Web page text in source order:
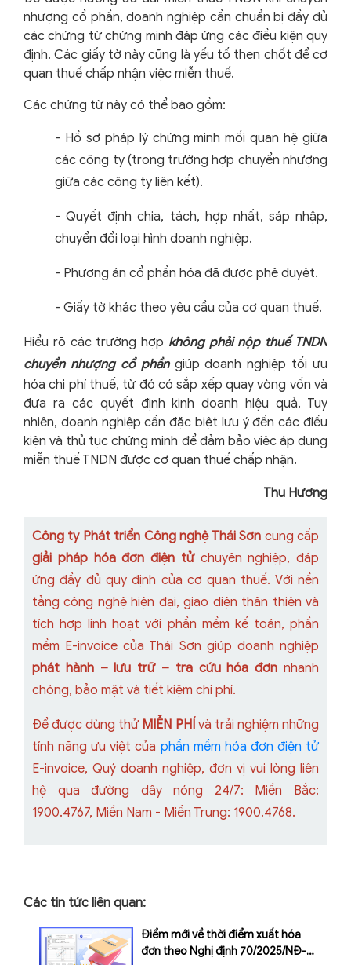
nhượng cổ phần, doanh nghiệp cần chuẩn bị đầy đủ
các chứng từ chứng minh đáp ứng các điều kiện quy
định. Các giấy tờ này cũng là yếu tố then chốt để cơ
quan thuế chấp nhận việc miễn thuế.
Các chứng từ này có thể bao gồm:
- Hồ sơ pháp lý chứng minh mối quan hệ giữa
các công ty (trong trường hợp chuyển nhượng
giữa các công ty liên kết).
- Quyết định chia, tách, hợp nhất, sáp nhập,
chuyển đổi loại hình doanh nghiệp.
- Phương án cổ phần hóa đã được phê duyệt.
- Giấy tờ khác theo yêu cầu của cơ quan thuế.
Hiểu rõ các trường hợp không phải nộp thuế TNDN
chuyển nhượng cổ phầngiúp doanh nghiệp tối ưu
hóa chi phí thuế, từ đó có sắp xếp quay vòng vốn và
đưa ra các quyết định kinh doanh hiệu quả. Tuy
nhiên, doanh nghiệp cần đặc biệt lưu ý đến các điều
kiện và thủ tục chứng minh để đảm bảo việc áp dụng
miễn thuế TNDN được cơ quan thuế chấp nhận.
Thu Hương
Công ty Phát triển Công nghệ Thái Sơn cung cấp
giải pháp hóa đơn điện tửchuyên nghiệp, đáp
ứng đầy đủ quy định của cơ quan thuế. Với nền
tảng công nghệ hiện đại, giao diện thân thiện và
tích hợp linh hoạt với phần mềm kế toán, phần
mềm E-invoice của Thái Sơn giúp doanh nghiệp
phát hành – lưu trữ – tra cứu hóa đơn nhanh
chóng, bảo mật và tiết kiệm chi phí.
Để được dùng thử MIỄN PHÍ và trải nghiệm những
tính năng ưu việt của phần mềm hóa đơn điện tử
E-invoice, Quý doanh nghiệp, đơn vị vui lòng liên
hệ qua đường dây nóng 24/7: Miền Bắc:
1900.4767, Miền Nam - Miền Trung: 1900.4768.
Các tin tức liên quan:
Điểm mới về thời điểm xuất hóa
đơn theo Nghị định 70/2025/NĐ-